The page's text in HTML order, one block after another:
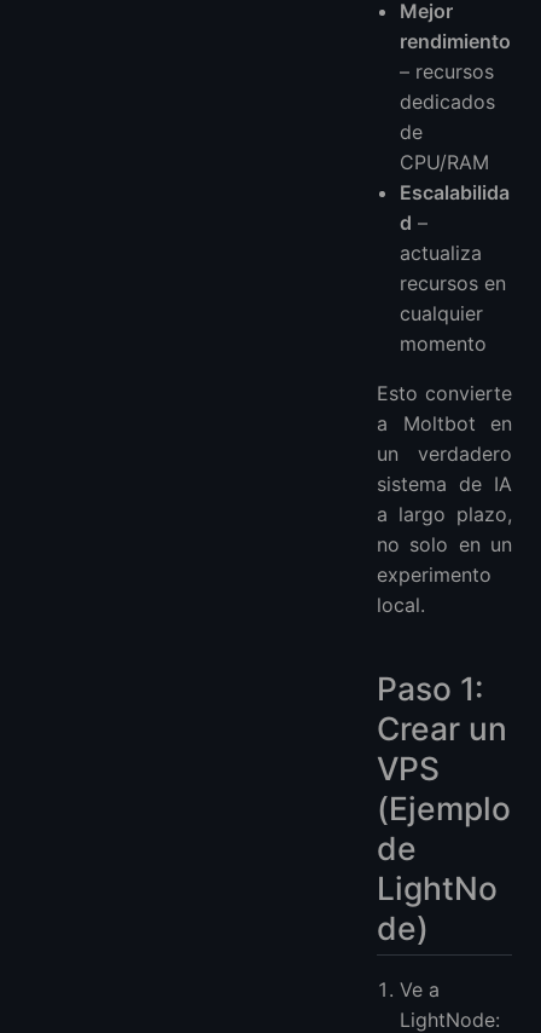
Mejor
rendimiento
– recursos
dedicados
de
CPU/RAM
Escalabilida
d –
actualiza
recursos en
cualquier
momento
Esto convierte
a Moltbot en
un verdadero
sistema de IA
a largo plazo,
no solo en un
experimento
local.
Paso 1:
Crear un
VPS
(Ejemplo
de
LightNo
de)
Ve a
LightNode: